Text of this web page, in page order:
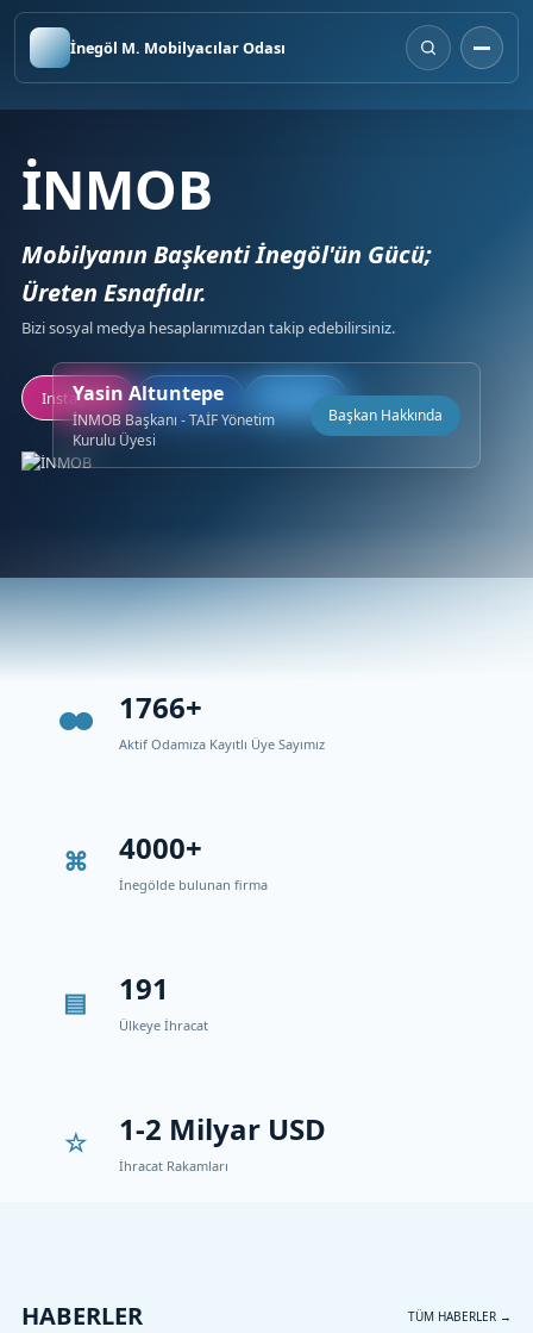
İnegöl M. Mobilyacılar Odası
İNMOB
Mobilyanın Başkenti İnegöl'ün Gücü;
Üreten Esnafıdır.
Bizi sosyal medya hesaplarımızdan takip edebilirsiniz.
Instagram Facebook LinkedIn
Yasin Altuntepe
İNMOB Başkanı - TAİF Yönetim
Kurulu Üyesi
Başkan Hakkında
1766+
Aktif Odamıza Kayıtlı Üye Sayımız
4000+
İnegölde bulunan firma
191
Ülkeye İhracat
1-2 Milyar USD
İhracat Rakamları
HABERLER TÜM HABERLER →